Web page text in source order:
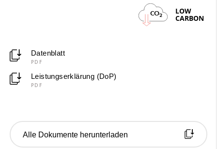
CO2 LOW
CARBON
Datenblatt
PDF
Leistungserklärung (DoP)
PDF
Alle Dokumente herunterladen